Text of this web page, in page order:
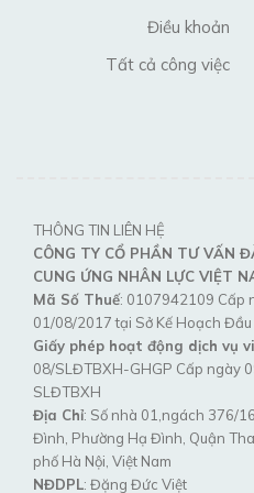
Điều khoản
Tất cả công việc
THÔNG TIN LIÊN HỆ
CÔNG TY CỔ PHẦN TƯ VẤN
CUNG ỨNG NHÂN LỰC VIỆT
Mã Số Thuế: 0107942109 Cấp
01/08/2017 tại Sở Kế Hoạch Đầu
Giấy phép hoạt động dịch vụ
08/SLĐTBXH-GHGP Cấp ngày
SLĐTBXH
Địa Chỉ: Số nhà 01,ngách 376/
Đình, Phường Hạ Đình, Quận
phố Hà Nội, Việt Nam
NĐDPL: Đặng Đức Việt